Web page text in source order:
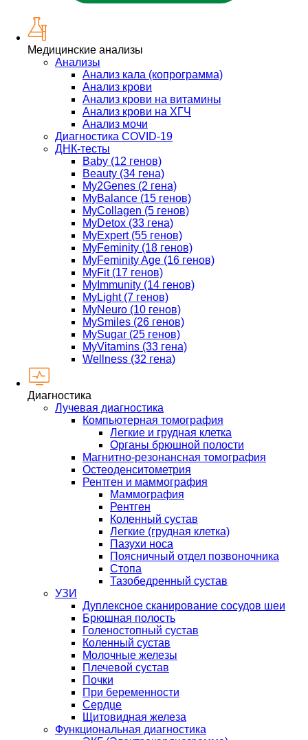
Медицинские анализы
Анализы
Анализ кала (копрограмма)
Анализ крови
Анализ крови на витамины
Анализ крови на ХГЧ
Анализ мочи
Диагностика COVID-19
ДНК-тесты
Baby (12 генов)
Beauty (34 гена)
My2Genes (2 гена)
MyBalance (15 генов)
MyCollagen (5 генов)
MyDetox (33 гена)
MyExpert (55 генов)
MyFeminity (18 генов)
MyFeminity Age (16 генов)
MyFit (17 генов)
MyImmunity (14 генов)
MyLight (7 генов)
MyNeuro (10 генов)
MySmiles (26 генов)
MySugar (25 генов)
MyVitamins (33 гена)
Wellness (32 гена)
Диагностика
Лучевая диагностика
Компьютерная томография
Легкие и грудная клетка
Органы брюшной полости
Магнитно-резонансная томография
Остеоденситометрия
Рентген и маммография
Маммография
Рентген
Коленный сустав
Легкие (грудная клетка)
Пазухи носа
Поясничный отдел позвоночника
Стопа
Тазобедренный сустав
УЗИ
Дуплексное сканирование сосудов шеи
Брюшная полость
Голеностопный сустав
Коленный сустав
Молочные железы
Плечевой сустав
Почки
При беременности
Сердце
Щитовидная железа
Функциональная диагностика